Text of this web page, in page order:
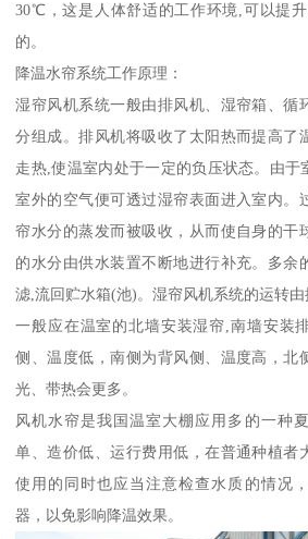
30℃，这是人体舒适的工作环境,可以提
的。
降温水帘系统工作原理：
湿帘风机系统一般由排风机、湿帘箱、循
分组成。排风机将吸收了太阳热而提高了
走热,使温室内处于一定的负压状态。由于
室外的空气便可透过湿帘表面进入室内。
帘水分的蒸发而被吸收，从而使自身的干
的水分由供水装置不断地进行补充。多余
滤,流回贮水箱(池)。湿帘风机系统的运转由
一般应在温室的北墙安装湿帘,南墙安装
侧、温度低，南侧为背风侧、温度高，北
光、带热会更多。
风机水帘是我国温室大棚应用多的一种
单、造价低、运行费用低，在普通种植者
使用的同时也应当注意检查水质的情况
器，以免影响降温效果。